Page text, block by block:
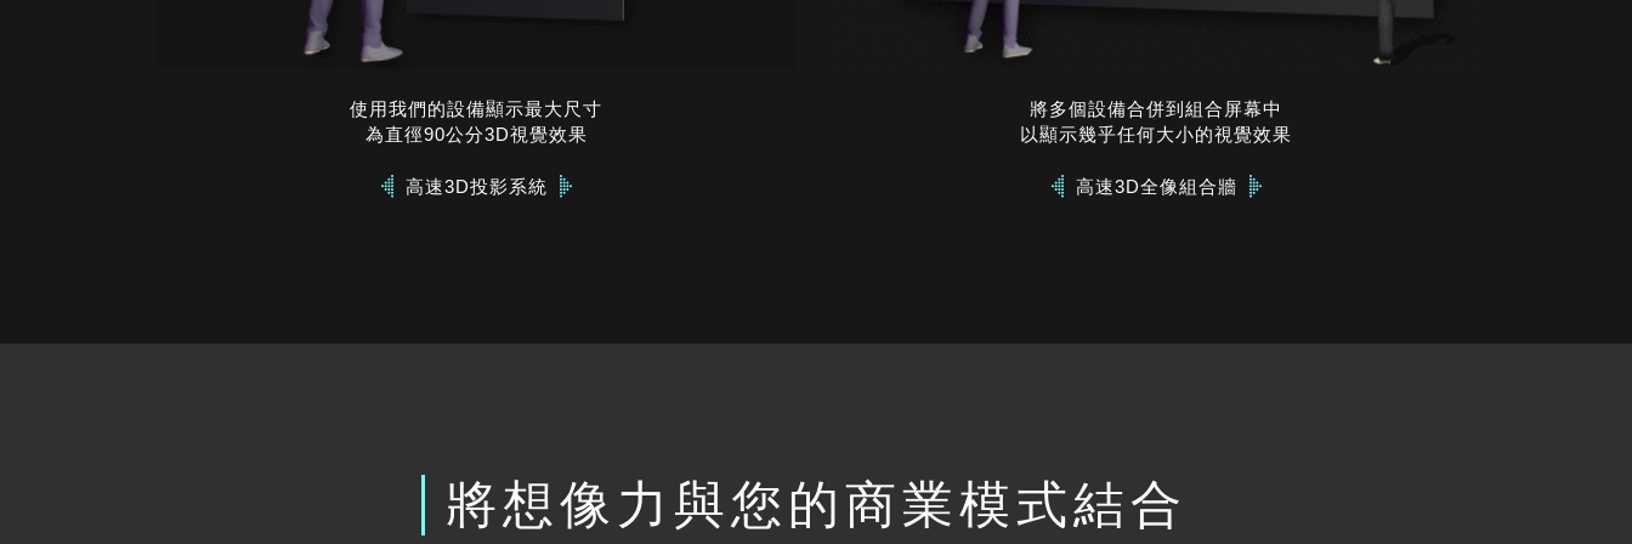
使用我們的設備顯示最大尺寸
為直徑90公分3D視覺效果
高速3D投影系統
將多個設備合併到組合屏幕中
以顯示幾乎任何大小的視覺效果
高速3D全像組合牆
將想像力與您的商業模式結合